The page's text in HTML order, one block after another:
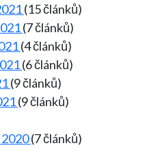
(15 článků)
(7 článků)
(4 článků)
(6 článků)
(9 článků)
(9 článků)
2020(7 článků)